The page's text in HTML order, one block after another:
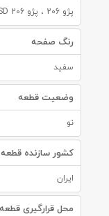
پژو 206 ، پژو 206 SD
رنگ صفحه
سفید
وضعیت قطعه
نو
کشور سازنده قطعه
ایران
محل قرارگیری قطعه